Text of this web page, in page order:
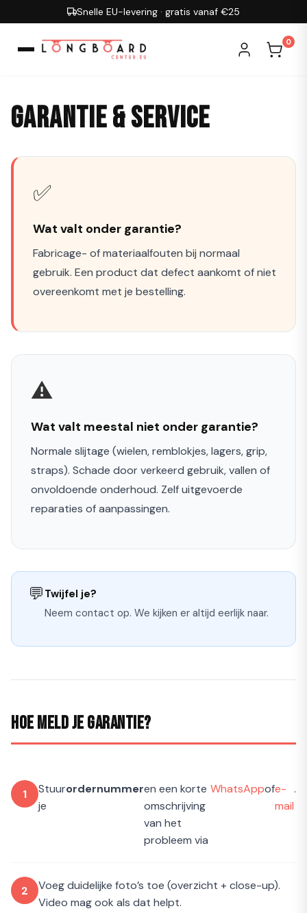
Ga naar inhoud 30 dagen bedenktijd
0
Garantie & Service
✅
Wat valt onder garantie?
Fabricage- of materiaalfouten bij normaal
gebruik. Een product dat defect aankomt of niet
overeenkomt met je bestelling.
⚠️
Wat valt meestal niet onder garantie?
Normale slijtage (wielen, remblokjes, lagers, grip,
straps). Schade door verkeerd gebruik, vallen of
onvoldoende onderhoud. Zelf uitgevoerde
reparaties of aanpassingen.
💬 Twijfel je?
Neem contact op. We kijken er altijd eerlijk naar.
Hoe meld je garantie?
Stuur
je
ordernummeren een korte
omschrijving
van het
probleem via
WhatsAppofe-
mail
.
Voeg duidelijke foto’s toe (overzicht + close-up).
Video mag ook als dat helpt.